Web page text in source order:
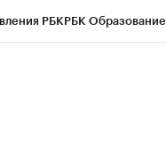
РБКРБК Образование